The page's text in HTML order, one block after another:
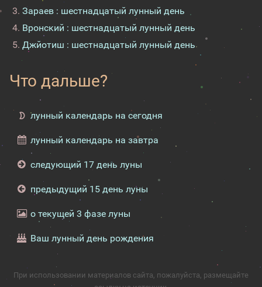
Зараев : шестнадцатый лунный день
Вронский : шестнадцатый лунный день
Джйотиш : шестнадцатый лунный день
Что дальше?
лунный календарь на сегодня
лунный календарь на завтра
следующий 17 день луны
предыдущий 15 день луны
о текущей 3 фазе луны
Ваш лунный день рождения
При использовании материалов сайта, пожалуйста, размещайте